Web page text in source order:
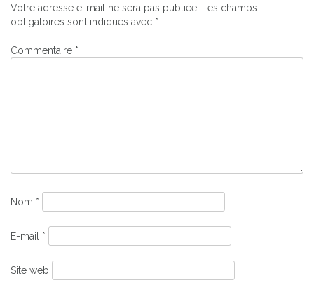
l’article
Votre adresse e-mail ne sera pas publiée. Les champs
obligatoires sont indiqués avec *
Commentaire *
Nom *
E-mail *
Site web